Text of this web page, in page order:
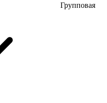
Групповая